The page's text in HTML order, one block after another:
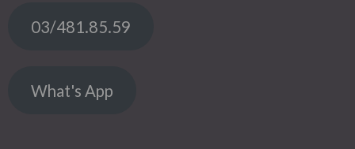
03/481.85.59
What's App